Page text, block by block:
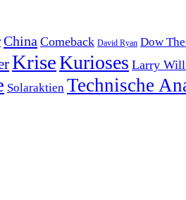
China Comeback David Ryan Dow
KriseKurioses Larry
Solaraktien Technische